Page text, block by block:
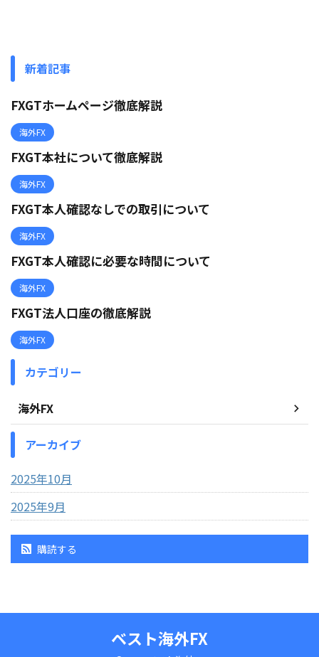
新着記事
FXGTホームページ徹底解説
海外FX
FXGT本社について徹底解説
海外FX
FXGT本人確認なしでの取引について
海外FX
FXGT本人確認に必要な時間について
海外FX
FXGT法人口座の徹底解説
海外FX
カテゴリー
海外FX
アーカイブ
2025年10月
2025年9月
購読する
ベスト海外FX